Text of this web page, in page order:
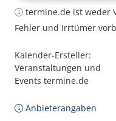
termine.de ist weder
Fehler und Irrtümer
Kalender-Ersteller:
Veranstaltungen und
Events termine.de
Anbieterangaben